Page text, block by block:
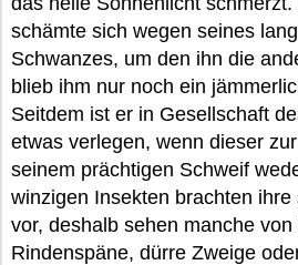
schämte sich wegen seines
Schwanzes, um den ihn die
blieb ihm nur noch ein
Seitdem ist er in Gesellschaft
etwas verlegen, wenn dieser
seinem prächtigen Schweif
winzigen Insekten brachten
vor, deshalb sehen manche
Rindenspäne, dürre Zweige